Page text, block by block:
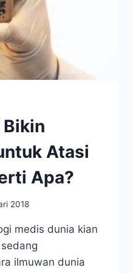
Atasi
Apa?
2018
medis dunia kian
ilmuwan dunia